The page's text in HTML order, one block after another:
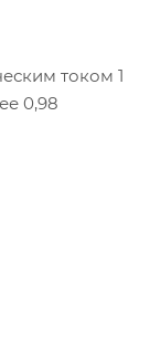
током 1
0,98